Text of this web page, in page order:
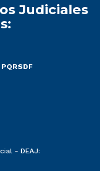
Judiciales
PQRSDF
- DEAJ: